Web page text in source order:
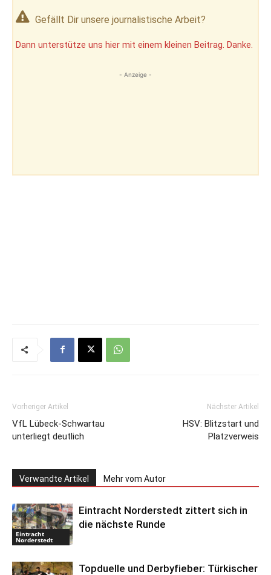
Gefällt Dir unsere journalistische Arbeit?
Dann unterstütze uns hier mit einem kleinen Beitrag. Danke.
- Anzeige -
Vorheriger Artikel
VfL Lübeck-Schwartau
unterliegt deutlich
Nächster Artikel
HSV: Blitzstart und
Platzverweis
Verwandte Artikel Mehr vom Autor
Eintracht
Norderstedt
Eintracht Norderstedt zittert sich in
die nächste Runde
Topduelle und Derbyfieber: Türkischer